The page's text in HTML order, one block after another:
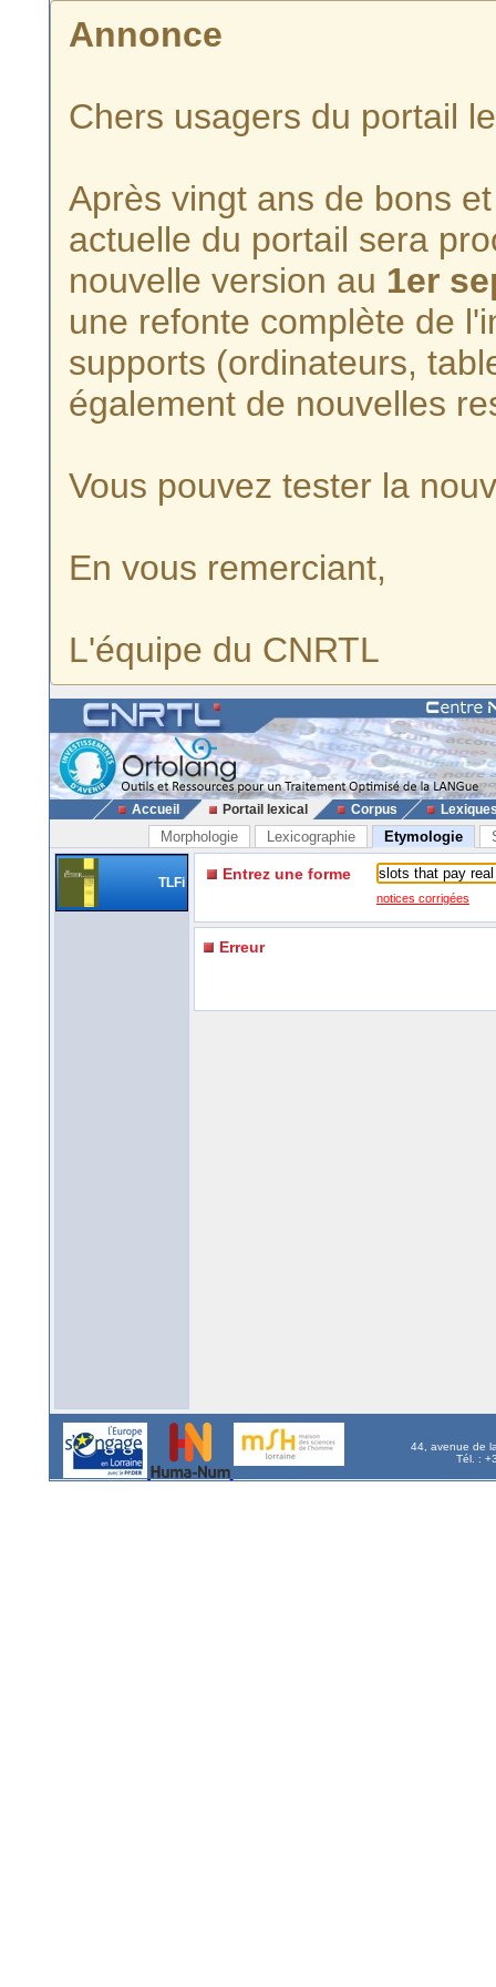
Annonce
Chers usagers du portail
Après vingt ans de bons
actuelle du portail sera
nouvelle version au 1er
une refonte complète de
supports (ordinateurs,
également de nouvelles
Vous pouvez tester la
En vous remerciant,
L'équipe du CNRTL
Accueil Portail lexical Corpus
Morphologie Lexicographie Etymologie
TLFi Entrez une forme
notices corrigées
Erreur
44, avenue de
Tél. :